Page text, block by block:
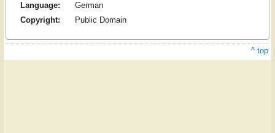
Language:
German
Copyright:
Public Domain
^ top